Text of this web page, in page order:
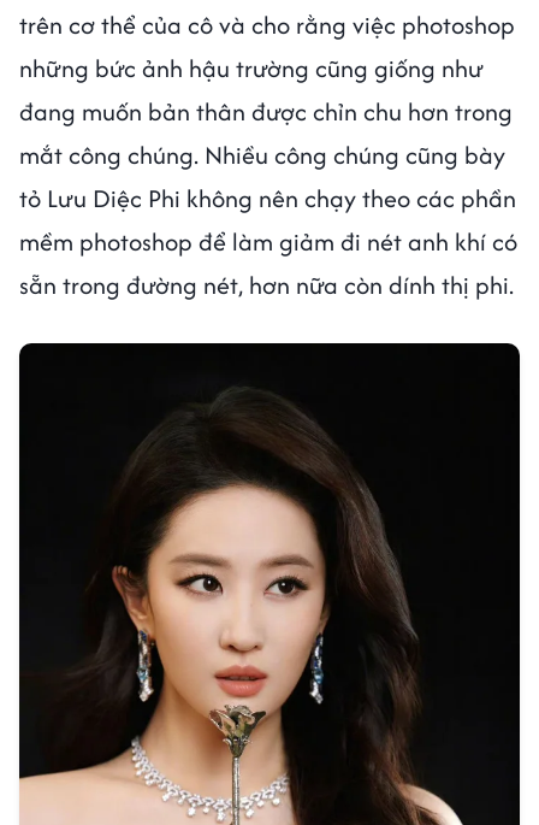
trên cơ thể của cô và cho rằng việc photoshop
những bức ảnh hậu trường cũng giống như
đang muốn bản thân được chỉn chu hơn trong
mắt công chúng. Nhiều công chúng cũng bày
tỏ Lưu Diệc Phi không nên chạy theo các phần
mềm photoshop để làm giảm đi nét anh khí có
sẵn trong đường nét, hơn nữa còn dính thị phi.